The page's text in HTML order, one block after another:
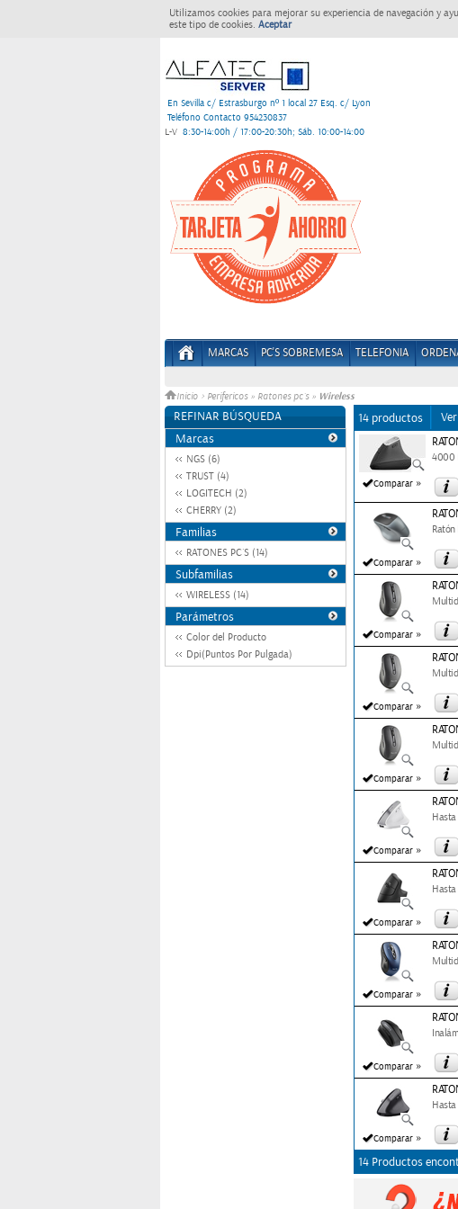
Utilizamos cookies para mejorar su experiencia de navegación y
este tipo de cookies. Aceptar
En Sevilla c/ Estrasburgo nº 1 local 27 Esq. c/ Lyon
Teléfono Contacto 954230837
L-V 8:30-14:00h / 17:00-20:30h; Sáb. 10:00-14:00
MARCAS PC'S SOBREMESA TELEFONIA
Inicio > Perifericos » Ratones pc´s » Wireless
REFINAR BÚSQUEDA
Marcas
NGS (6)
TRUST (4)
LOGITECH (2)
CHERRY (2)
Familias
RATONES PC´S (14)
Subfamilias
WIRELESS (14)
Parámetros
Color del Producto
Dpi(Puntos Por Pulgada)
14 productos
Comparar »
4000
Comparar »
Comparar »
Comparar »
Comparar »
Comparar »
Comparar »
Comparar »
Comparar »
Comparar »
14 Productos